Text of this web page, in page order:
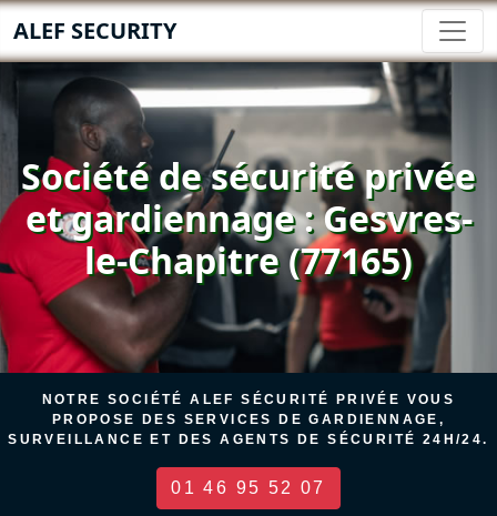
ALEF SECURITY
Société de sécurité privée
et gardiennage : Gesvres-
le-Chapitre (77165)
NOTRE SOCIÉTÉ ALEF SÉCURITÉ PRIVÉE VOUS
PROPOSE DES SERVICES DE GARDIENNAGE,
SURVEILLANCE ET DES AGENTS DE SÉCURITÉ 24H/24.
01 46 95 52 07